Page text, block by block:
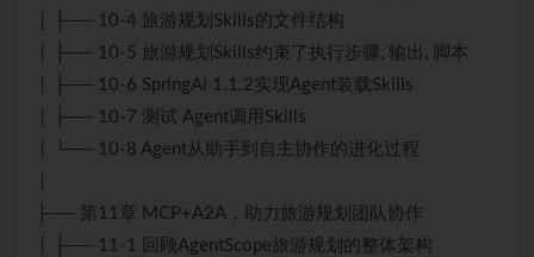
│ ├── 10-4 旅游规划Skills的文件结构
│ ├── 10-5 旅游规划Skills约束了执行步骤, 输出, 脚本
│ ├── 10-6 SpringAi 1.1.2实现Agent装载Skills
│ ├── 10-7 测试 Agent调用Skills
│ └── 10-8 Agent从助手到自主协作的进化过程
├── 第11章 MCP+A2A，助力旅游规划团队协作
│ ├── 11-1 回顾AgentScope旅游规划的整体架构